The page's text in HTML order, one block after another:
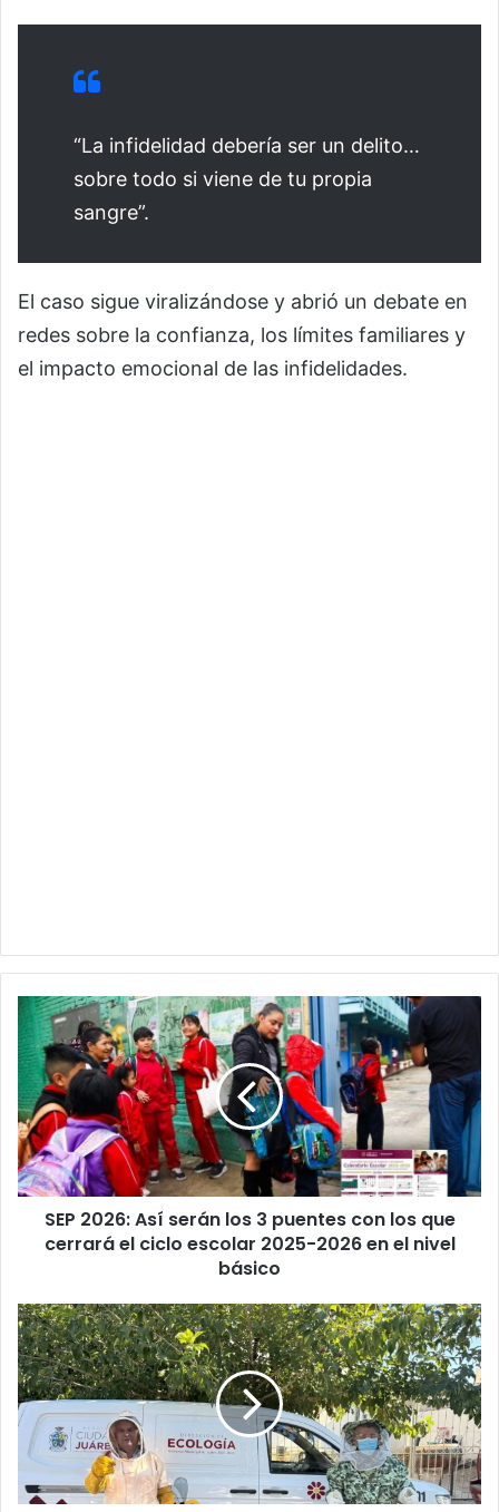
“La infidelidad debería ser un delito…
sobre todo si viene de tu propia
sangre”.
El caso sigue viralizándose y abrió un debate en
redes sobre la confianza, los límites familiares y
el impacto emocional de las infidelidades.
SEP
2026:
Así
serán
los
3
puentes
con
los
cerrará
escolar
2025-
2026
en
el
nivel
básico
SEP 2026: Así serán los 3 puentes con los que
cerrará el ciclo escolar 2025-2026 en el nivel
básico
Alertan
en
Juárez
por
enjambres
de
abejas
ataques